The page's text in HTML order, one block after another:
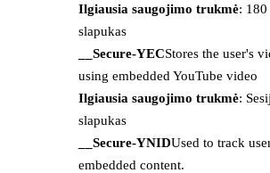
Ilgiausia saugojimo trukmė:
slapukas
__Secure-YECStores the user's
using embedded YouTube video
Ilgiausia saugojimo trukmė:
slapukas
__Secure-YNIDUsed to track
embedded content.